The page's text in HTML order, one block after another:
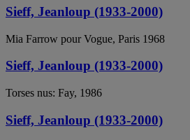
Sieff, Jeanloup (1933-2000)
Mia Farrow pour Vogue, Paris 1968
Sieff, Jeanloup (1933-2000)
Torses nus: Fay, 1986
Sieff, Jeanloup (1933-2000)